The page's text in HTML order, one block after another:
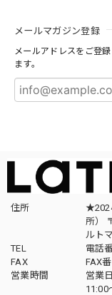
メールマガジン登録
メールアドレスをご登
ます。
住所
所）
ルト
TEL
電話
FAX
FAX
営業時間
営業
11:00